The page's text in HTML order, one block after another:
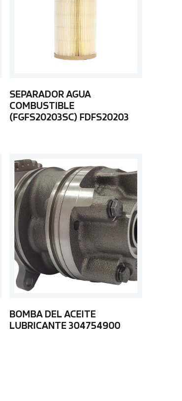
SEPARADOR AGUA
COMBUSTIBLE
(FGFS20203SC) FDFS20203
BOMBA DEL ACEITE
LUBRICANTE 304754900